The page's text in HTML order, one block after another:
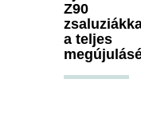
Z90
a teljes